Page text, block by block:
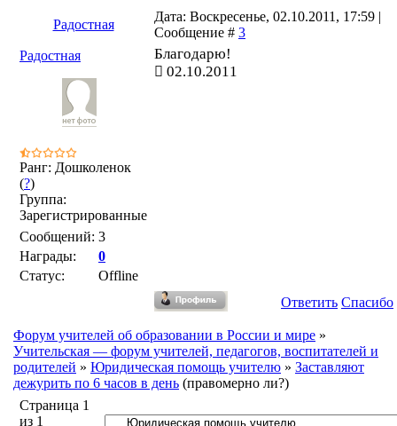
Радостная
Дата: Воскресенье, 02.10.2011, 17:59 |
Сообщение # 3
Радостная
Ранг: Дошколенок
(?)
Группа:
Зарегистрированные
Сообщений: 3
Награды:
0
Статус:
Offline
Благодарю!
02.10.2011
Ответить Спасибо
Форум учителей об образовании в России и мире »
Учительская — форум учителей, педагогов, воспитателей и
родителей » Юридическая помощь учителю » Заставляют
дежурить по 6 часов в день (правомерно ли?)
Страница 1
из 1